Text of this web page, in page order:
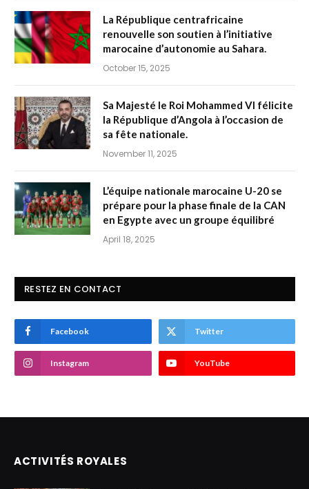
La République centrafricaine
renouvelle son soutien à l’initiative
marocaine d’autonomie au Sahara.
October 15, 2025
Sa Majesté le Roi Mohammed VI félicite
la République d’Angola à l’occasion de
sa fête nationale.
November 11, 2025
L’équipe nationale marocaine U-20 se
prépare pour la phase finale de la CAN
en Egypte avec un groupe équilibré
April 18, 2025
RESTEZ EN CONTACT
Facebook Twitter
Instagram YouTube
ACTIVITÉS ROYALES